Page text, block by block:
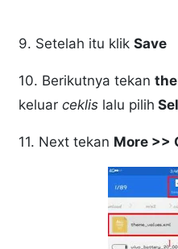
9. Setelah itu klikSave
10. Berikutnya tekan
keluar ceklis lalu pilih
11. Next tekan More >>